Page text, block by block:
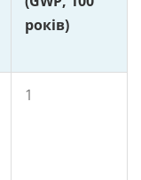
років)
1